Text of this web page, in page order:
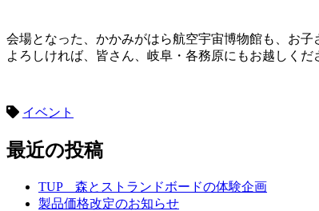
会場となった、かかみがはら航空宇宙博物館も、お子
よろしければ、皆さん、岐阜・各務原にもお越しくだ
イベント
最近の投稿
TUP 森とストランドボードの体験企画
製品価格改定のお知らせ